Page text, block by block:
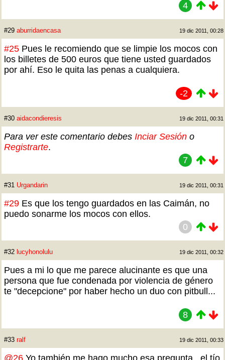
4
#29 aburridaencasa 19 dic 2011, 00:28
#25 Pues le recomiendo que se limpie los mocos con
los billetes de 500 euros que tiene usted guardados
por ahí. Eso le quita las penas a cualquiera.
-2
#30 aidacondieresis 19 dic 2011, 00:31
Para ver este comentario debes Inciar Sesión o
Registrarte.
7
#31 Urgandarin 19 dic 2011, 00:31
#29 Es que los tengo guardados en las Caimán, no
puedo sonarme los mocos con ellos.
0
#32 lucyhonolulu 19 dic 2011, 00:32
Pues a mi lo que me parece alucinante es que una
persona que fue condenada por violencia de género
te "decepcione" por haber hecho un duo con pitbull...
8
#33 ralf 19 dic 2011, 00:33
@26 Yo también me hago mucho esa pregunta...el tío